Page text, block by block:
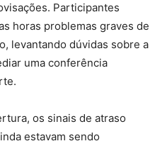
Participantes
horas problemas graves de
levantando dúvidas sobre a
uma conferência
os sinais de atraso
estavam sendo